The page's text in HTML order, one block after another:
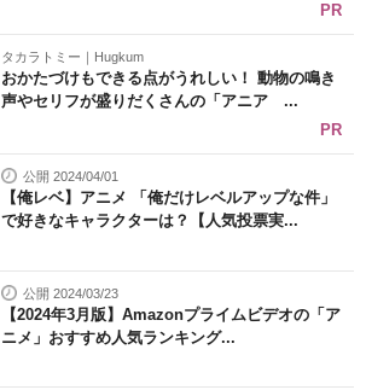
PR
タカラトミー｜Hugkum
おかたづけもできる点がうれしい！ 動物の鳴き
声やセリフが盛りだくさんの「アニア ...
PR
公開 2024/04/01
【俺レベ】アニメ 「俺だけレベルアップな件」
で好きなキャラクターは？【人気投票実...
公開 2024/03/23
【2024年3月版】Amazonプライムビデオの「ア
ニメ」おすすめ人気ランキング...